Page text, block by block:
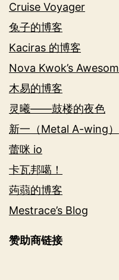
Cruise Voyager
兔子的博客
Kaciras 的博客
Nova Kwok’s
木易的博客
灵曦——鼓楼的夜色
新一（Metal A-wing）
蕾咪 io
卡瓦邦噶！
蒟蒻的博客
Mestrace’s Blog
赞助商链接